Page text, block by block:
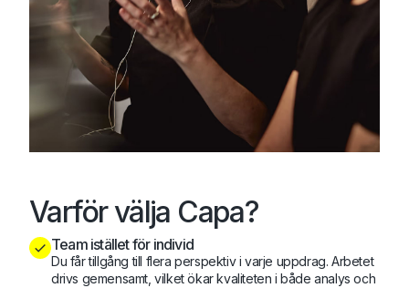
Varför välja Capa?
Team istället för individ
Du får tillgång till flera perspektiv i varje uppdrag. Arbetet
drivs gemensamt, vilket ökar kvaliteten i både analys och